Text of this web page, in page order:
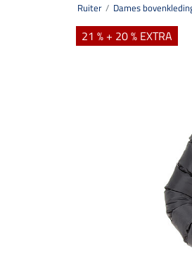
Ruiter Dames
21 % + 20 % EXTRA